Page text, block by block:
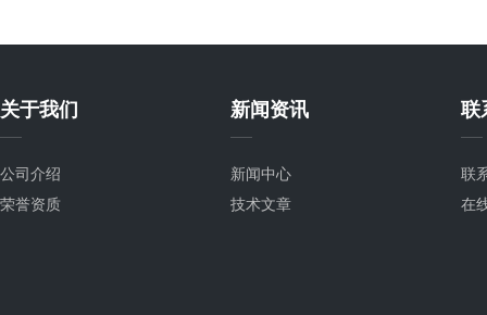
关于我们
公司介绍
荣誉资质
新闻资讯
新闻中心
技术文章
联
联
在